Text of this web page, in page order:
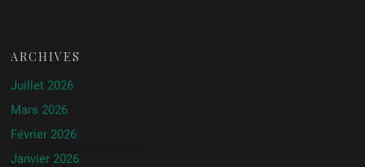
ARCHIVES
Juillet 2026
Mars 2026
Février 2026
Janvier 2026